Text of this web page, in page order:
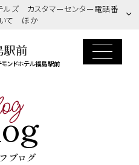
ルズ カスタマーセンター電話番
て ほか
ンドホテル福島駅前
ブログ